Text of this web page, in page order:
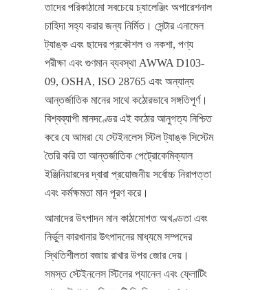
তাদের পরিকাঠামো সবচেয়ে চ্যালেঞ্জিং অপারেশনাল
চাহিদা সহ্য করার জন্য নির্মিত। সেন্টার এনামেল
ট্যাঙ্ক এবং ছাদের প্রকৌশল ও নকশা, পণ্য
পরীক্ষা এবং গুণমান ব্যবস্থা AWWA D103-
09, OSHA, ISO 28765 এবং অন্যান্য
আন্তর্জাতিক মানের সাথে কঠোরভাবে সঙ্গতিপূর্ণ।
বিশ্বব্যাপী মানদণ্ডের এই কঠোর আনুগত্য নিশ্চিত
করে যে আমরা যে স্টেইনলেস স্টিল ট্যাঙ্ক সিস্টেম
তৈরি করি তা আন্তর্জাতিক পেট্রোকেমিক্যাল
ইঞ্জিনিয়ারদের দ্বারা প্রয়োজনীয় সর্বোচ্চ নিরাপত্তা
এবং কর্মক্ষমতা মান পূরণ করে।
আমাদের উৎপাদন মান কাঠামোগত অখণ্ডতা এবং
নির্ভুল কারখানার উৎপাদনের মাধ্যমে সম্পদের
স্থিতিশীলতা বজায় রাখার উপর জোর দেয়।
সমস্ত স্টেইনলেস স্টিলের প্যানেল এবং ফ্লোটিং